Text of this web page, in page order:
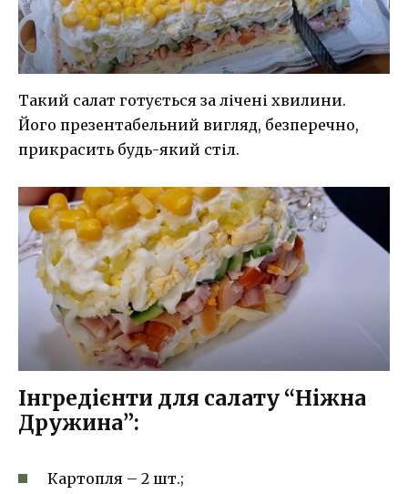
Такий салат готується за лічені хвилини.
Його презентабельний вигляд, безперечно,
прикрасить будь-який стіл.
Інгредієнти для салату “Ніжна
Дружина”:
Картопля – 2 шт.;